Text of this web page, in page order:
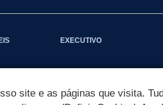
EXECUTIVO
site e as páginas que visita.